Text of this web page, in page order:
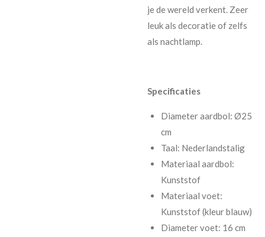
je de wereld verkent. Zeer
leuk als decoratie of zelfs
als nachtlamp.
Specificaties
Diameter aardbol: Ø25
cm
Taal: Nederlandstalig
Materiaal aardbol:
Kunststof
Materiaal voet:
Kunststof (kleur blauw)
Diameter voet: 16 cm